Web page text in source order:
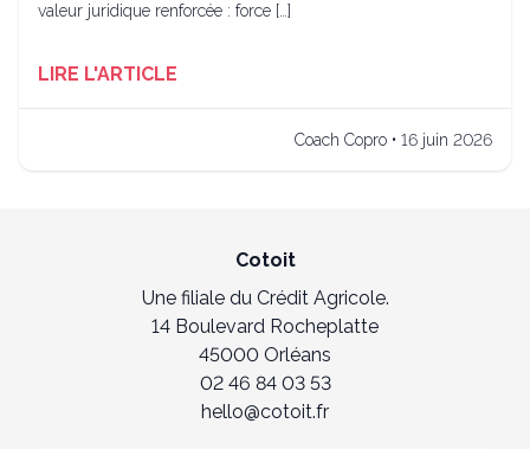
valeur juridique renforcée : force […]
LIRE L'ARTICLE
Coach Copro • 16 juin 2026
Cotoit
Une filiale du Crédit Agricole.
14 Boulevard Rocheplatte
45000 Orléans
02 46 84 03 53
hello@cotoit.fr